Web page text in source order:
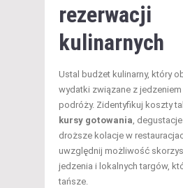
rezerwacji
kulinarnych
Ustal budżet kulinarny, który
wydatki związane z
podróży. Zidentyfikuj koszty
kursy gotowania ,
droższe kolacje w
uwzględnij możliwość
jedzenia i lokalnych targów,
tańsze.